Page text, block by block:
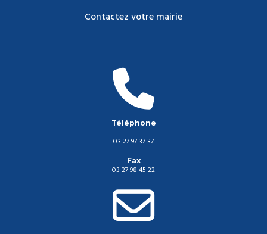
Contactez votre mairie
Téléphone
03 27 97 37 37
Fax
03 27 98 45 22